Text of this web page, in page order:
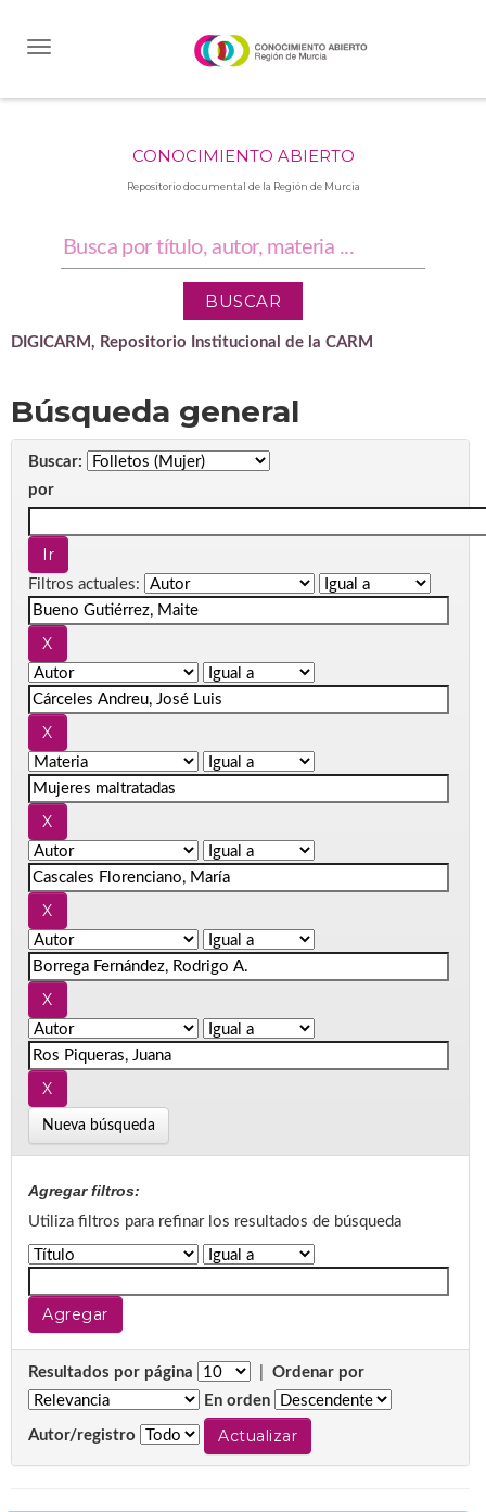
CONOCIMIENTO ABIERTO
Repositorio documental de la Región de Murcia
DIGICARM, Repositorio Institucional de la CARM
Búsqueda general
Buscar:
por
Filtros actuales:
Nueva búsqueda
Agregar filtros:
Utiliza filtros para refinar los resultados de búsqueda
Resultados por página
Ordenar por
En orden
Autor/registro